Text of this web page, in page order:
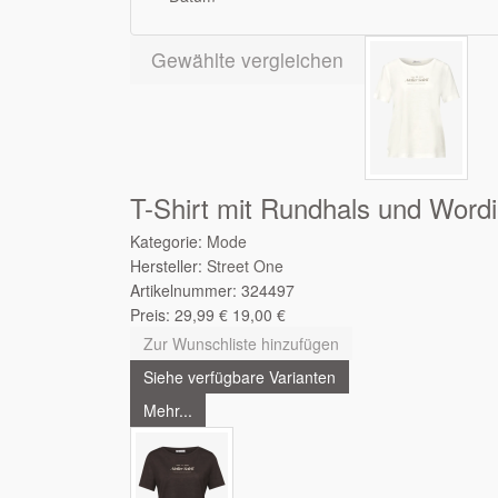
Gewählte vergleichen
T-Shirt mit Rundhals und
Kategorie: Mode
Hersteller: Street One
Artikelnummer: 324497
Preis: 29,99 € 19,00 €
Zur Wunschliste hinzufügen
Siehe verfügbare Varianten
Mehr...